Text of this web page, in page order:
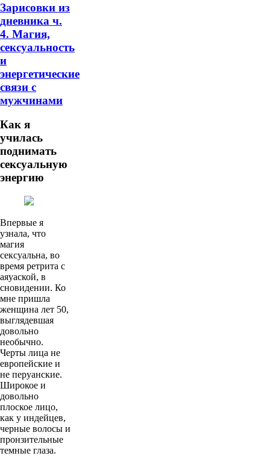
Зарисовки из
дневника ч.
4. Магия,
сексуальность
и
энергетические
связи с
мужчинами
Как я
училась
поднимать
сексуальную
энергию
Впервые я
узнала, что
магия
сексуальна, во
время ретрита с
аяуаской, в
сновидении. Ко
мне пришла
женщина лет 50,
выглядевшая
довольно
необычно.
Черты лица не
европейские и
не перуанские.
Широкое и
довольно
плоское лицо,
как у индейцев,
черные волосы и
пронзительные
темные глаза.